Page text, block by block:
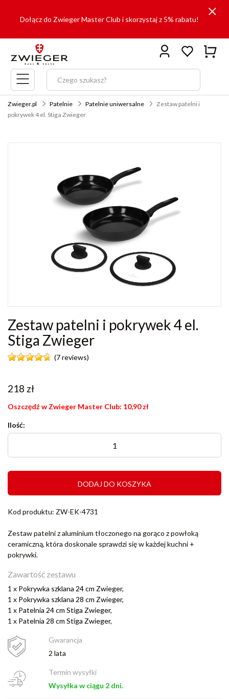
Dołącz do Zwieger Master Club i skorzystaj z 5% rabatu!
Menu
główne
Zwieger.pl Patelnie Patelnie uniwersalne
Zestaw patelni i
pokrywek 4 el. Stiga Zwieger
Zestaw patelni i pokrywek 4 el.
Stiga Zwieger
(7 reviews)
218 zł
Oszczędź w Zwieger Master Club: 10,90 zł
Ilość:
DODAJ DO KOSZYKA
Kod produktu: ZW-EK-4731
Zestaw patelni z aluminium tłoczonego na gorąco z powłoką
ceramiczną, która doskonale sprawdzi się w każdej kuchni +
pokrywki.
Zawartość zestawu
1 x Pokrywka szklana 24 cm Zwieger,
1 x Pokrywka szklana 28 cm Zwieger,
1 x Patelnia 24 cm Stiga Zwieger,
1 x Patelnia 28 cm Stiga Zwieger,
Gwarancja
2 lata
Termin wysyłki
Wysyłka w ciągu 2 dni.